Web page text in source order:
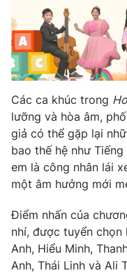
Thị trường
Tư vấn
Lịch phát sóng
Chuyên mục khác
Emagazine
Photo
Video
VTV Money
VTV Sức khoẻ
Các ca khúc trong
lưỡng và hòa âm,
giả có thể gặp lại
bao thế hệ như
em là công nhân lái
một âm hưởng mới
Điểm nhấn của
nhí, được tuyển
Anh, Hiểu Minh,
Anh, Thái Linh và Ali